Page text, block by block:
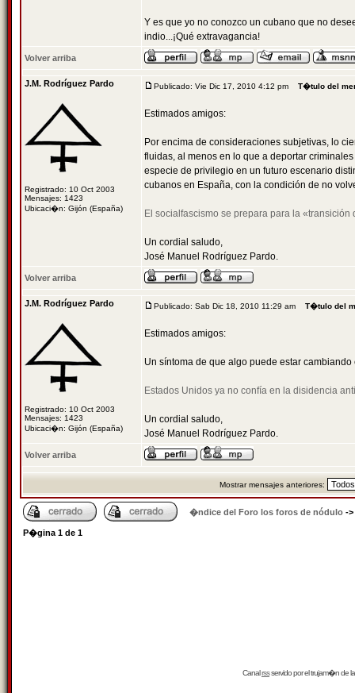
Y es que yo no conozco un cubano que no
indio...¡Qué extravagancia!
Volver arriba
J.M. Rodríguez Pardo
Registrado: 10 Oct 2003
Mensajes: 1423
Ubicaci�n: Gijón (España)
Publicado: Vie Dic 17, 2010 4:12 pm T�tulo del
Estimados amigos:
Por encima de consideraciones subjetivas, lo
fluidas, al menos en lo que a deportar
especie de privilegio en un futuro escenario
cubanos en España, con la condición de no
El socialfascismo se prepara para la «transición
Un cordial saludo,
José Manuel Rodríguez Pardo.
Volver arriba
J.M. Rodríguez Pardo
Registrado: 10 Oct 2003
Mensajes: 1423
Ubicaci�n: Gijón (España)
Publicado: Sab Dic 18, 2010 11:29 am T�tulo del
Estimados amigos:
Un síntoma de que algo puede estar
Estados Unidos ya no confía en la disidencia
Un cordial saludo,
José Manuel Rodríguez Pardo.
Volver arriba
Mostrar mensajes anteriores:
�ndice del Foro los foros de nódulo ->
P�gina 1 de 1
Canalrssservido por eltrujam�nde